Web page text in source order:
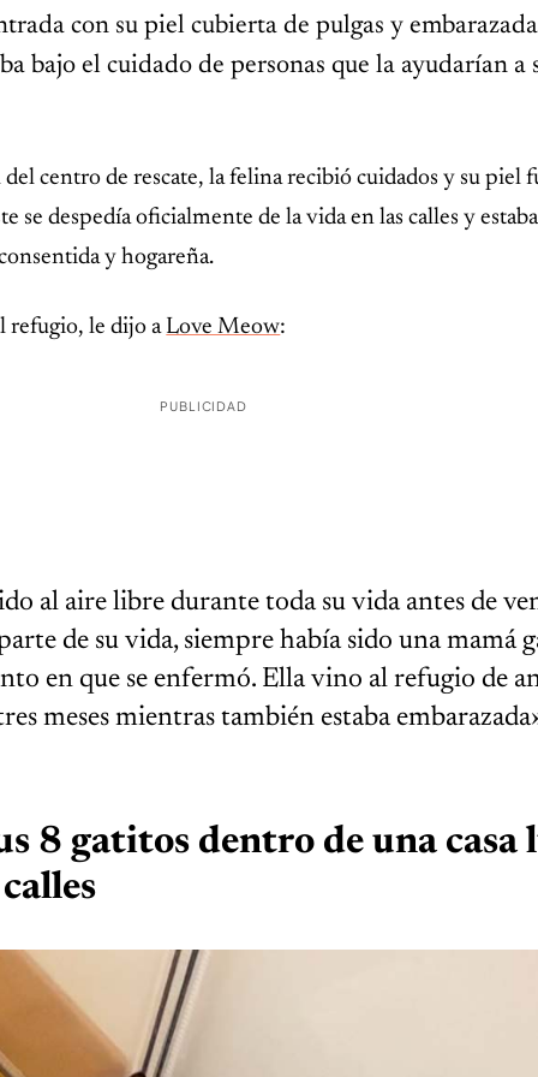
con su piel cubierta de pulgas y
bajo el cuidado de personas que la ayudarían a
centro de rescate, la felina recibió cuidados y su piel
se despedía oficialmente de la vida en las calles y
y hogareña.
refugio, le dijo a Love Meow:
PUBLICIDAD
al aire libre durante toda su vida antes de
de su vida, siempre había sido una mamá
en que se enfermó. Ella vino al refugio de
meses mientras también estaba
8 gatitos dentro de una casa